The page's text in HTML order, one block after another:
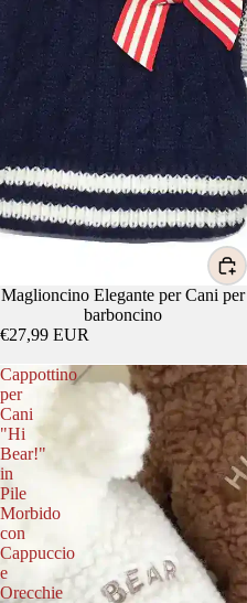
Maglioncino Elegante per Cani per
barboncino
€27,99 EUR
Cappottino
per
Cani
"Hi
Bear!"
in
Pile
Morbido
con
Cappuccio
e
Orecchie